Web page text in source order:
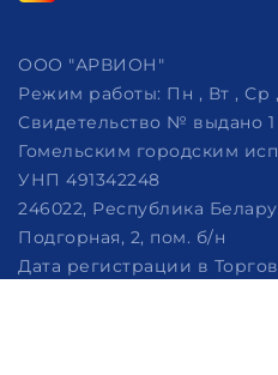
ООО "АРВИОН"
Режим работы: Пн , Вт , Ср
Свидетельство № выдано 1
Гомельским городским
УНП 491342248
246022, Республика
Подгорная, 2, пом. б/н
Дата регистрации в